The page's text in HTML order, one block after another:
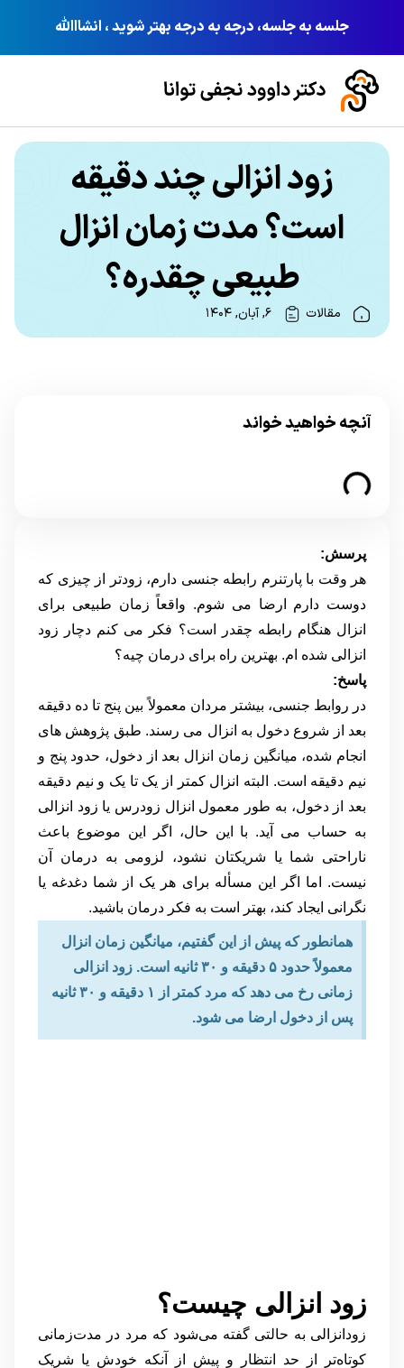
جلسه به جلسه، درجه به درجه بهتر شوید ، انشااالله
زود انزالی چند دقیقه
است؟ مدت زمان انزال
طبیعی چقدره؟
مقالات ۶, آبان, ۱۴۰۴
آنچه خواهید خواند
پرسش:
هر وقت با پارتنرم رابطه جنسی دارم، زودتر از چیزی که
دوست دارم ارضا می شوم. واقعاً زمان طبیعی برای
انزال هنگام رابطه چقدر است؟ فکر می کنم دچار زود
انزالی شده ام. بهترین راه برای درمان چیه؟
پاسخ:
در روابط جنسی، بیشتر مردان معمولاً بین پنج تا ده دقیقه
بعد از شروع دخول به انزال می رسند. طبق پژوهش های
انجام شده، میانگین زمان انزال بعد از دخول، حدود پنج و
نیم دقیقه است. البته انزال کمتر از یک تا یک و نیم دقیقه
بعد از دخول، به طور معمول انزال زودرس یا زود انزالی
به حساب می آید. با این حال، اگر این موضوع باعث
ناراحتی شما یا شریکتان نشود، لزومی به درمان آن
نیست. اما اگر این مسأله برای هر یک از شما دغدغه یا
نگرانی ایجاد کند، بهتر است به فکر درمان باشید.
همانطور که پیش از این گفتیم، میانگین زمان انزال
معمولاً حدود ۵ دقیقه و ۳۰ ثانیه است. زود انزالی
زمانی رخ می دهد که مرد کمتر از ۱ دقیقه و ۳۰ ثانیه
پس از دخول ارضا می شود.
زود انزالی چیست؟
زودانزالی به حالتی گفته می‌شود که مرد در مدت‌زمانی
کوتاه‌تر از حد انتظار و پیش از آنکه خودش یا شریک